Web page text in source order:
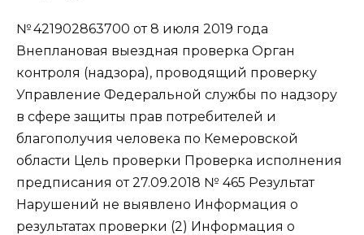
№ 421902863700 от 8 июля 2019 года
Внеплановая выездная проверка Орган
контроля (надзора), проводящий проверку
Управление Федеральной службы по надзору
в сфере защиты прав потребителей и
благополучия человека по Кемеровской
области Цель проверки Проверка исполнения
предписания от 27.09.2018 № 465 Результат
Нарушений не выявлено Информация о
результатах проверки (2) Информация о